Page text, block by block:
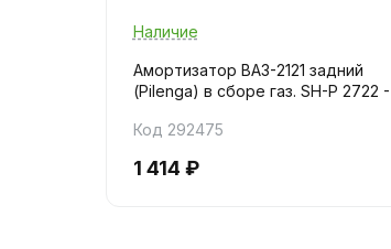
Наличие
Амортизатор ВАЗ-2121 задний
(Pilenga) в сборе газ. SH-P 2722 -
Код 292475
1 414 ₽